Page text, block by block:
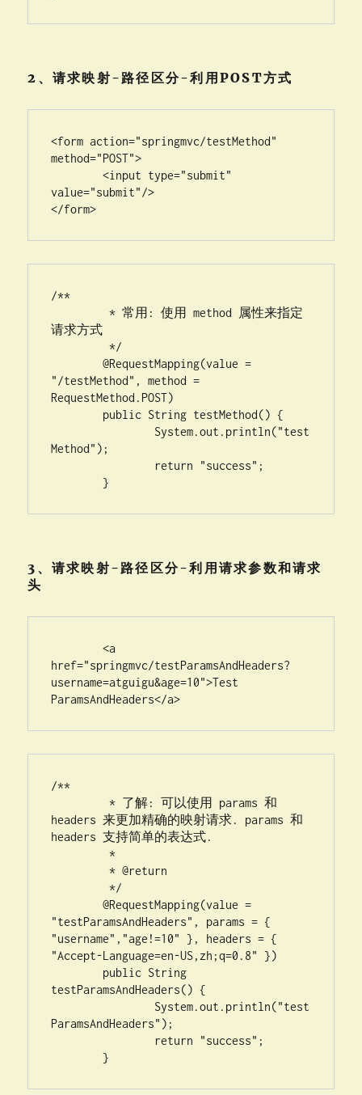
2、请求映射-路径区分-利用POST方式
<form action="springmvc/testMethod"
method="POST">
	<input type="submit"
value="submit"/>
</form>
/**
请求方式
	@RequestMapping(value =
"/testMethod", method =
RequestMethod.POST)
Method");
	}
3、请求映射-路径区分-利用请求参数和请求
头
	<a
href="springmvc/testParamsAndHeaders?
username=atguigu&age=10">Test
/**
headers 来更加精确的映射请求. params 和
headers 支持简单的表达式.
	@RequestMapping(value =
"testParamsAndHeaders", params = {
"username","age!=10" }, headers = {
"Accept-Language=en-US,zh;q=0.8" })
testParamsAndHeaders() {
ParamsAndHeaders");
	}